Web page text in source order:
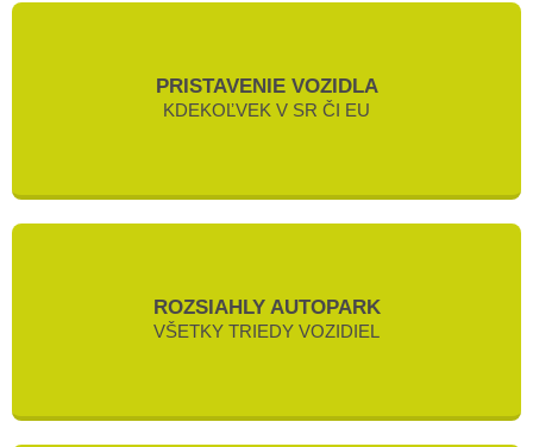
PRISTAVENIE VOZIDLA
KDEKOĽVEK V SR ČI EU
ROZSIAHLY AUTOPARK
VŠETKY TRIEDY VOZIDIEL